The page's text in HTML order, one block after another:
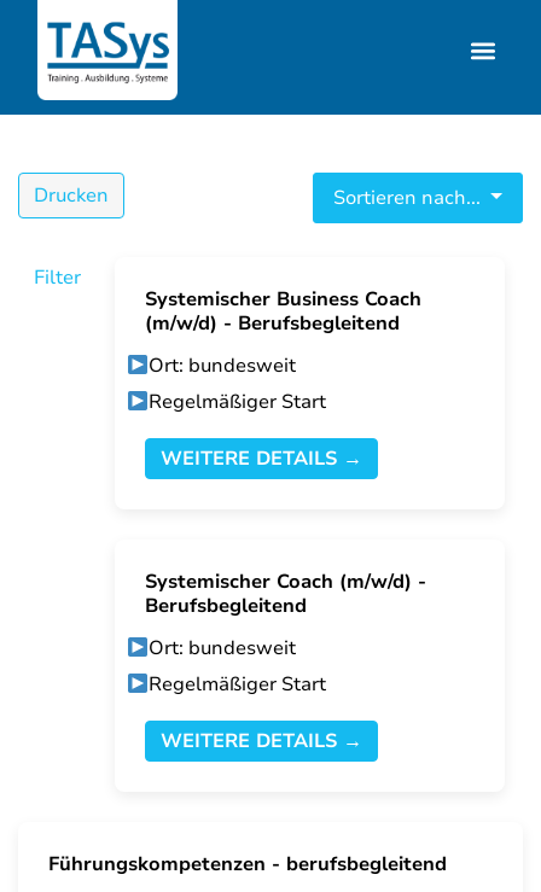
Drucken Sortieren nach...
Filter
Systemischer Business Coach
(m/w/d) - Berufsbegleitend
Ort: bundesweit
Regelmäßiger Start
WEITERE DETAILS →
Systemischer Coach (m/w/d) -
Berufsbegleitend
Ort: bundesweit
Regelmäßiger Start
WEITERE DETAILS →
Führungskompetenzen - berufsbegleitend